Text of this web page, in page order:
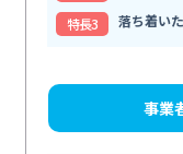
特⻑3
落ち着い
事業